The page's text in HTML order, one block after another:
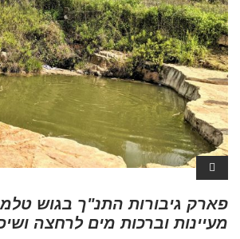
פארק גיבורות התנ"ך בגוש
מעיינות וברכות מים לרחצה